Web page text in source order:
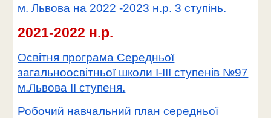
м. Львова на 2022 -2023 н.р. 3 ступінь.
2021-2022 н.р.
Освітня програма Середньої
загальноосвітньої школи I-III ступенів №97
м.Львова II ступеня.
Робочий навчальний план середньої